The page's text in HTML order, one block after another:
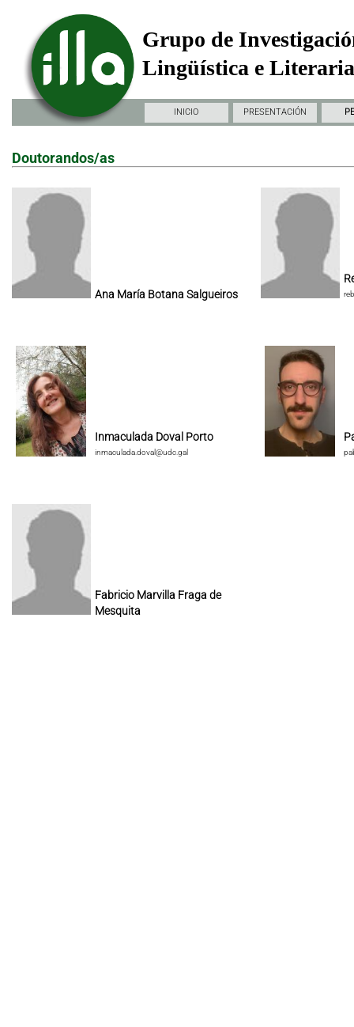
Grupo de
Lingüística e
INICIO PRESENTACIÓN
Doutorandos/as
Ana María Botana Salgueiros
Inmaculada Doval Porto
inmaculada.doval@udc.gal
Fabricio Marvilla Fraga de
Mesquita